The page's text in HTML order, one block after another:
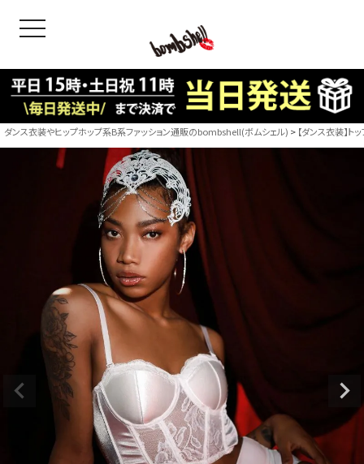
toggle navigation
＝ボムシェル】はダンス衣装専門ブランド。
衣装ならお任せ！オリジナル衣装やダンス衣装のトータル
ィネートのご提案。 ボムシェルならではの最新で斬新な
えをお届け。 撮影で使用してる小物や靴などダンサー必
ーデはイメージしやすく、全てボムシェルでご購入可能。
とは差別化出来るしっかりした衣装のご提案はダンサー
ージ映えを全力で応援してます。
B/bomb
「これど
好き女子
レッスン
シルエッ
ンなど、
ゃれ女子
ダンス衣装やヒップホップ系B系ファッション通販のbombshell(ボムシェル) 【ダンス衣装】ト